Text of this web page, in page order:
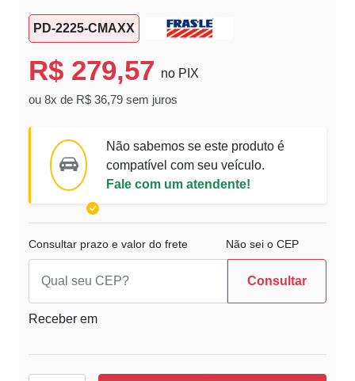
PD-2225-CMAXX
R$ 279,57 no PIX
ou 8x de R$ 36,79 sem juros
Não sabemos se este produto é
compatível com seu veículo.
Fale com um atendente!
Consultar prazo e valor do frete Não sei o CEP
Consultar
Receber em